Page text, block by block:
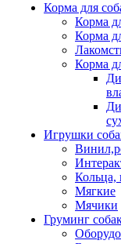
Корма для
Корма
Корма
Корма
Игрушки
Кольца,
Мягкие
Мячики
Груминг